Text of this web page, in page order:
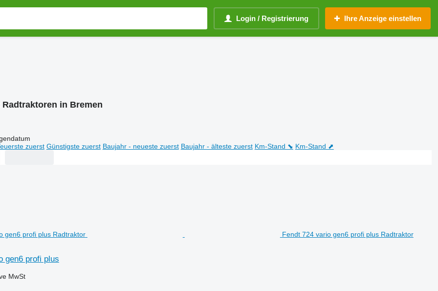
Login / Registrierung Ihre Anzeige einstellen
Radtraktoren in Bremen
zuerst Günstigste zuerst Baujahr - neueste zuerst Baujahr - älteste zuerst Km-Stand ⬊ Km-Stand ⬈
Fendt 724 vario gen6 profi plus Radtraktor
gen6 profi plus
MwSt